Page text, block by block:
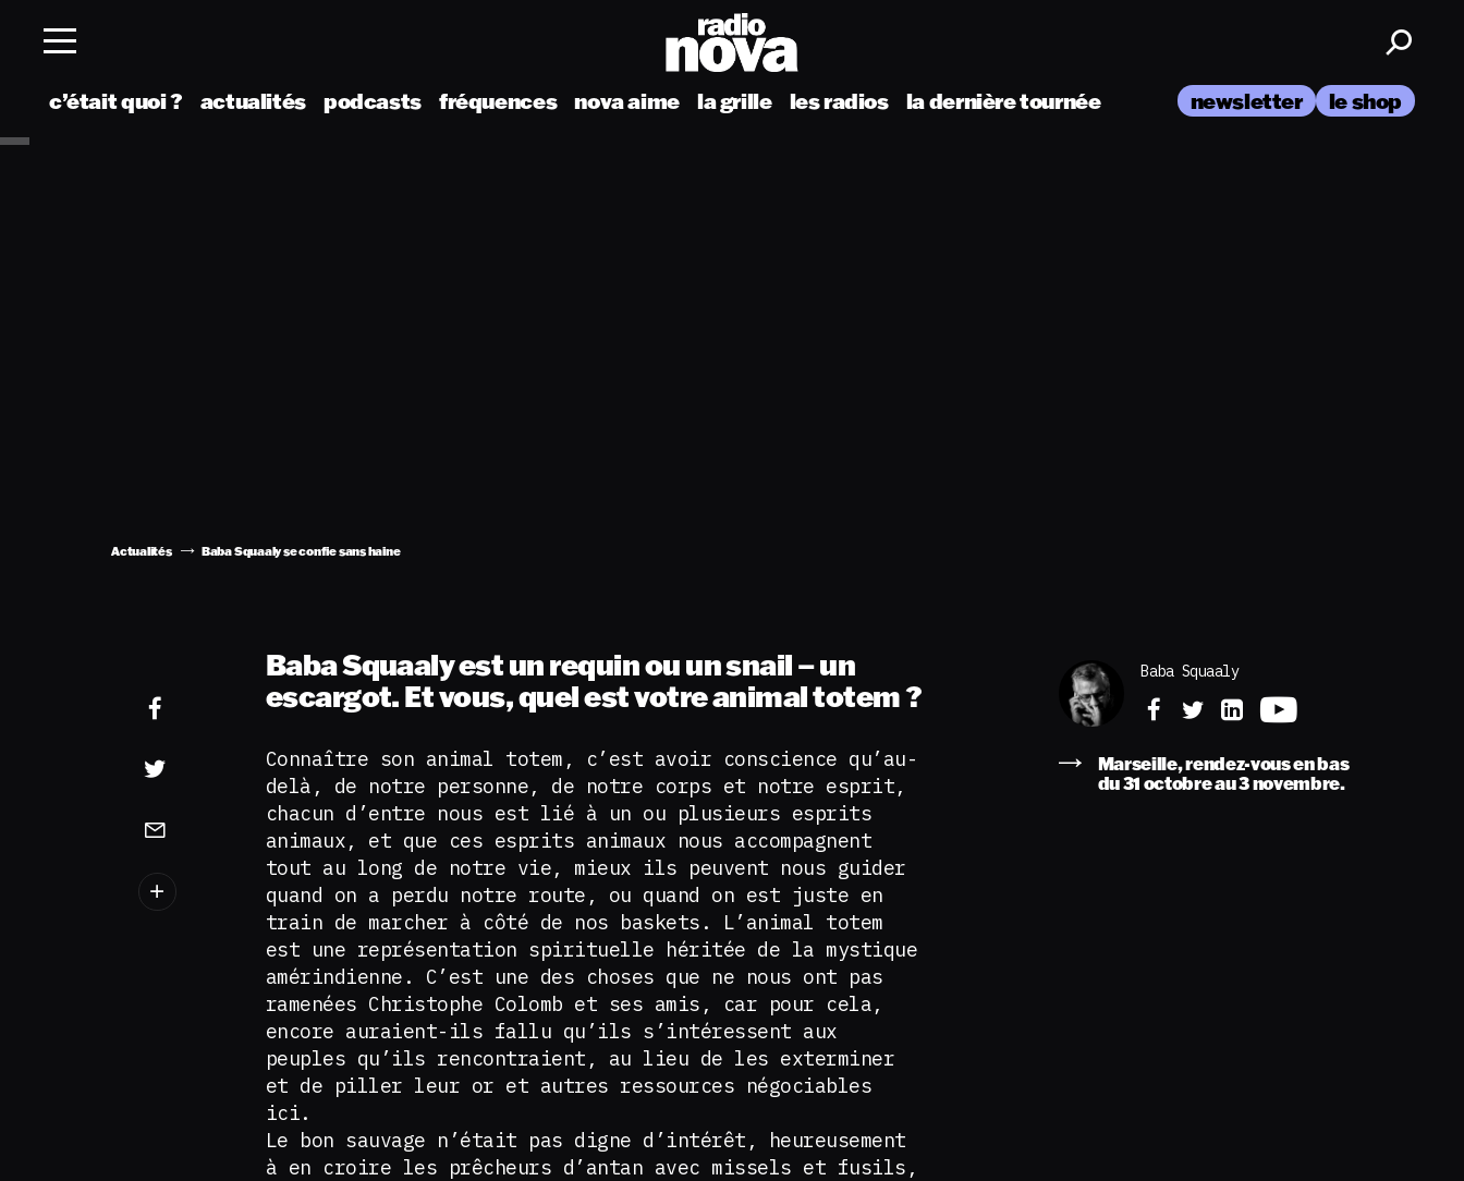
c’était quoi ? actualités podcasts fréquences nova aime la grille les radios la dernière tournée newsletter le shop
Actualités Baba Squaaly se confie sans haine
Baba Squaaly est un requin ou un snail – un
escargot. Et vous, quel est votre animal totem ?
Connaître son animal totem, c’est avoir conscience qu’au-
delà, de notre personne, de notre corps et notre esprit,
chacun d’entre nous est lié à un ou plusieurs esprits
animaux, et que ces esprits animaux nous accompagnent
tout au long de notre vie, mieux ils peuvent nous guider
quand on a perdu notre route, ou quand on est juste en
train de marcher à côté de nos baskets. L’animal totem
est une représentation spirituelle héritée de la mystique
amérindienne. C’est une des choses que ne nous ont pas
ramenées Christophe Colomb et ses amis, car pour cela,
encore auraient-ils fallu qu’ils s’intéressent aux
peuples qu’ils rencontraient, au lieu de les exterminer
et de piller leur or et autres ressources négociables
ici.
Le bon sauvage n’était pas digne d’intérêt, heureusement
à en croire les prêcheurs d’antan avec missels et fusils,
Baba Squaaly
Marseille, rendez-vous en bas
du 31 octobre au 3 novembre.